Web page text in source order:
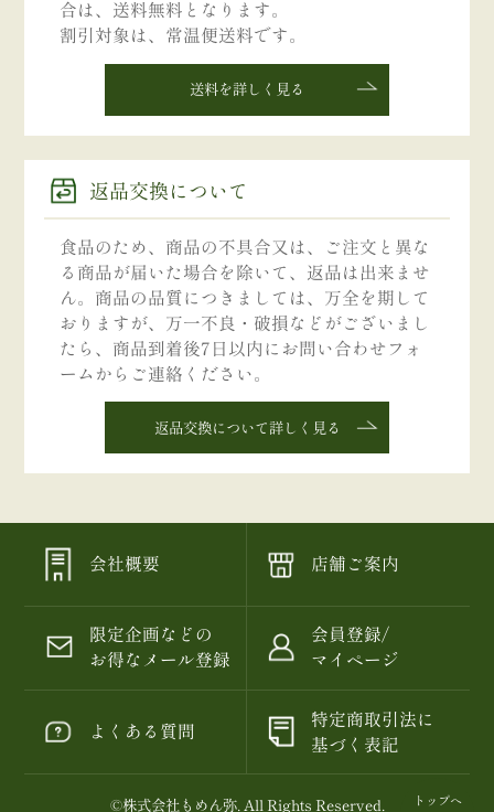
合は、送料無料となります。
割引対象は、常温便送料です。
送料を詳しく見る
返品交換について
食品のため、商品の不具合又は、ご注文と異な
る商品が届いた場合を除いて、返品は出来ませ
ん。商品の品質につきましては、万全を期して
おりますが、万一不良・破損などがございまし
たら、商品到着後7日以内にお問い合わせフォ
ームからご連絡ください。
返品交換について詳しく見る
会社概要 店舗ご案内
限定企画などの
お得なメール登録
会員登録/
マイページ
よくある質問
特定商取引法に
基づく表記
©株式会社もめん弥. All Rights Reserved. トップへ